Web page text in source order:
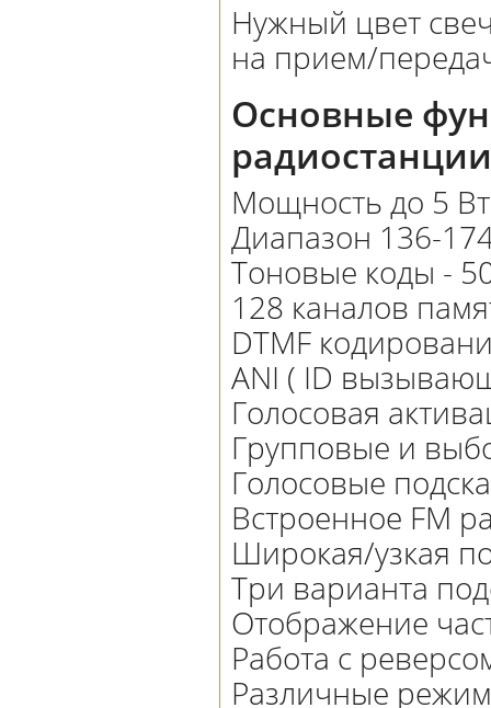
Нужный цвет
на прием/
Основные
Мощность до 5 Вт
Диапазон 136-
Тоновые коды -
128 каналов
DTMF
ANI ( ID
Голосовая
Групповые и
Голосовые
Встроенное FM
Широкая/узкая
Три варианта
Отображение
Работа с
Различные